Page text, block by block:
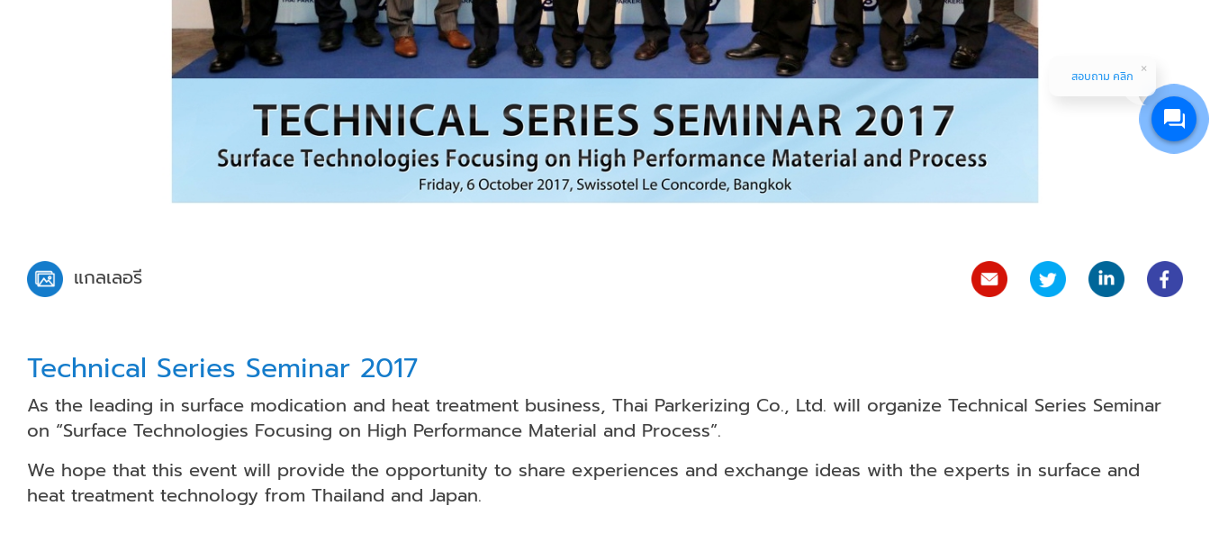
แกลเลอรี
Technical Series Seminar 2017
As the leading in surface modi­cation and heat treatment business, Thai Parkerizing Co., Ltd. will organize Technical Series Seminar
on “Surface Technologies Focusing on High Performance Material and Process”.
We hope that this event will provide the opportunity to share experiences and exchange ideas with the experts in surface and
heat treatment technology from Thailand and Japan.
สอบถาม คลิก